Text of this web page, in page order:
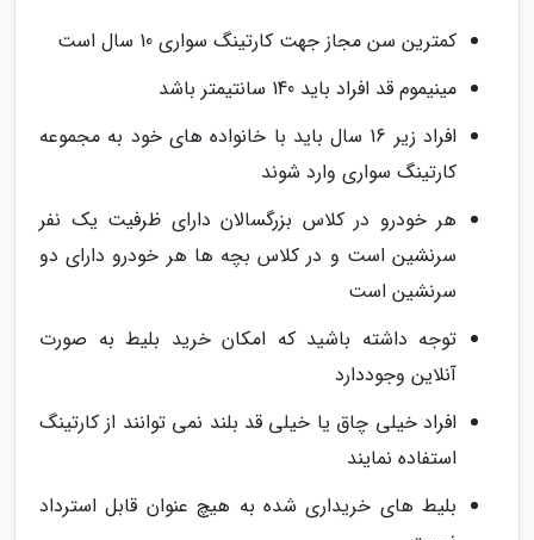
کمترین سن مجاز جهت کارتینگ سواری 10 سال است
مینیموم قد افراد باید 140 سانتیمتر باشد
افراد زیر 16 سال باید با خانواده های خود به مجموعه
کارتینگ سواری وارد شوند
هر خودرو در کلاس بزرگسالان دارای ظرفیت یک نفر
سرنشین است و در کلاس بچه ها هر خودرو دارای دو
سرنشین است
توجه داشته باشید که امکان خرید بلیط به صورت
آنلاین وجوددارد
افراد خیلی چاق یا خیلی قد بلند نمی توانند از کارتینگ
استفاده نمایند
بلیط های خریداری شده به هیچ عنوان قابل استرداد